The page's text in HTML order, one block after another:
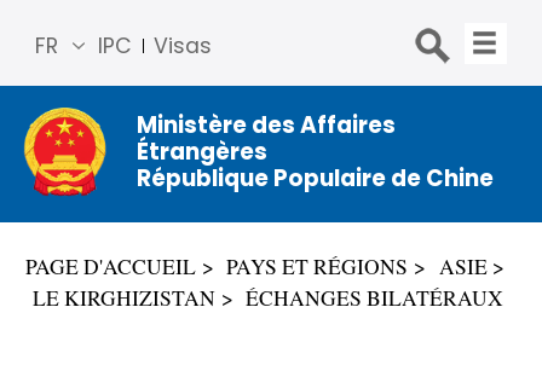
IPC Visas
FR
简体
中文
Engli
sh
Русс
Espa
ñol
Ministère des Affaires
Étrangères
République Populaire de Chine
PAGE D'ACCUEIL PAYS ET RÉGIONS
ASIE
LE KIRGHIZISTAN
ÉCHANGES BILATÉRAUX